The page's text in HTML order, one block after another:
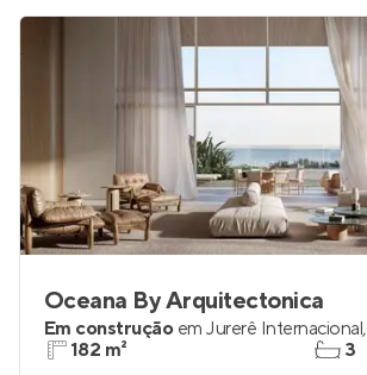
Oceana By Arquitectonica
Em construção em Jurerê Internacional,
182 m²
3